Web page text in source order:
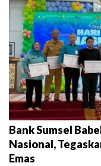
Bank Sumsel
Nasional,
Emas